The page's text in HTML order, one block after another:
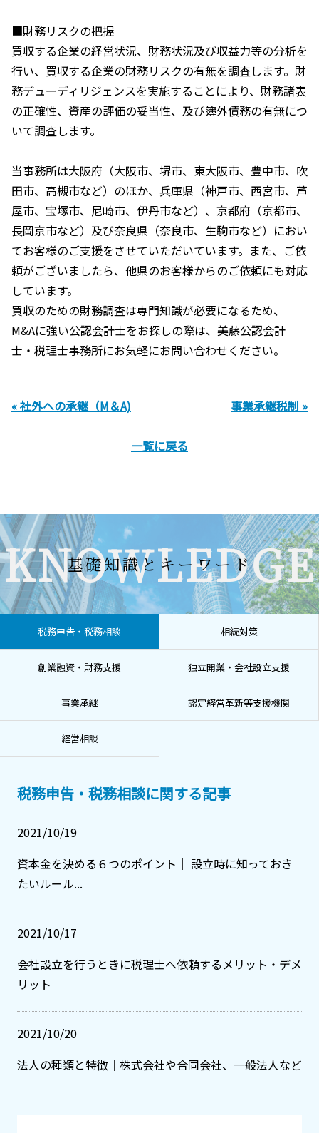
■財務リスクの把握
買収する企業の経営状況、財務状況及び収益力等の分析を
行い、買収する企業の財務リスクの有無を調査します。財
務デューディリジェンスを実施することにより、財務諸表
の正確性、資産の評価の妥当性、及び簿外債務の有無につ
いて調査します。
当事務所は大阪府（大阪市、堺市、東大阪市、豊中市、吹
田市、高槻市など）のほか、兵庫県（神戸市、西宮市、芦
屋市、宝塚市、尼崎市、伊丹市など）、京都府（京都市、
長岡京市など）及び奈良県（奈良市、生駒市など）におい
てお客様のご支援をさせていただいています。また、ご依
頼がございましたら、他県のお客様からのご依頼にも対応
しています。
買収のための財務調査は専門知識が必要になるため、
M&Aに強い公認会計士をお探しの際は、美藤公認会計
士・税理士事務所にお気軽にお問い合わせください。
« 社外への承継（M＆A) 事業承継税制 »
一覧に戻る
KNOWLEDGE
基礎知識とキーワード
税務申告・税務相談 相続対策
創業融資・財務支援 独立開業・会社設立支援
事業承継 認定経営革新等支援機関
経営相談
税務申告・税務相談に関する記事
2021/10/19
資本金を決める６つのポイント｜ 設立時に知っておき
たいルール...
2021/10/17
会社設立を行うときに税理士へ依頼するメリット・デメ
リット
2021/10/20
法人の種類と特徴｜株式会社や合同会社、一般法人など